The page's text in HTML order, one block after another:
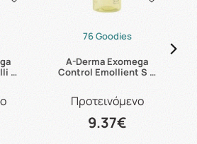
…
76 Goodies
A-Derma Exomega
Control Emollient S …
Προτεινόμενο
9.37€